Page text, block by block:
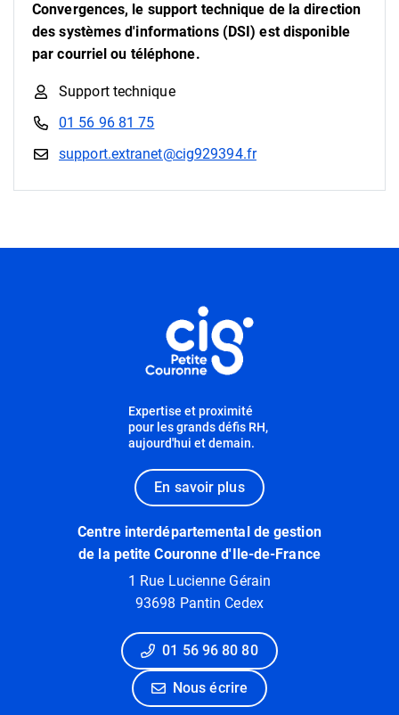
Convergences, le support technique de la direction
des systèmes d'informations (DSI) est disponible
par courriel ou téléphone.
Support technique
01 56 96 81 75
support.extranet@cig929394.fr
Expertise et proximité
pour les grands défis RH,
aujourd'hui et demain.
En savoir plus
Centre interdépartemental de gestion
de la petite Couronne d'Ile-de-France
1 Rue Lucienne Gérain
93698 Pantin Cedex
01 56 96 80 80
Nous écrire